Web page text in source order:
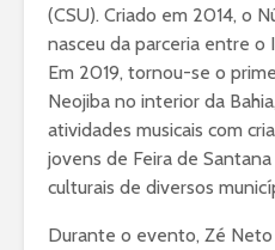
(CSU). Criado em 2014, o
nasceu da parceria entre o
Em 2019, tornou-se o
Neojiba no interior da
atividades musicais com
jovens de Feira de
culturais de diversos
Durante o evento, Zé